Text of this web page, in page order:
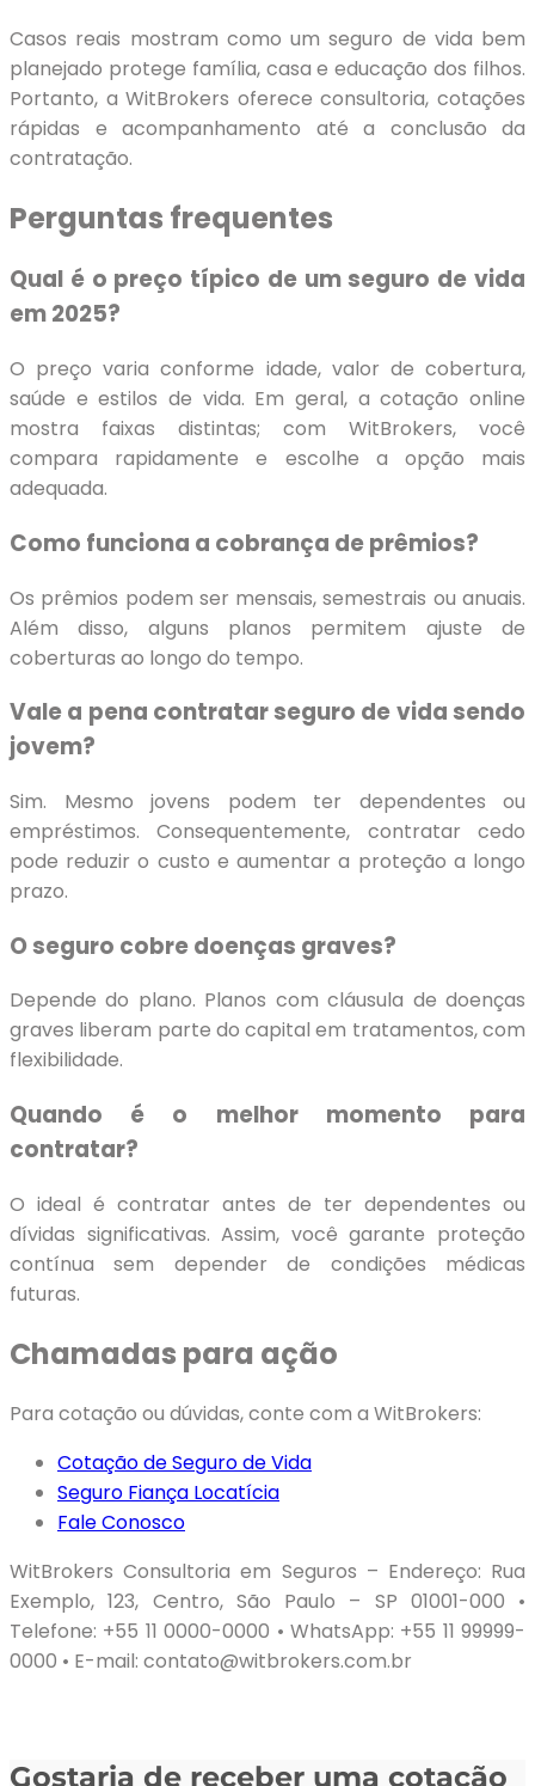
Casos reais mostram como um seguro de vida bem
planejado protege família, casa e educação dos filhos.
Portanto, a WitBrokers oferece consultoria, cotações
rápidas e acompanhamento até a conclusão da
contratação.
Perguntas frequentes
Qual é o preço típico de um seguro de vida
em 2025?
O preço varia conforme idade, valor de cobertura,
saúde e estilos de vida. Em geral, a cotação online
mostra faixas distintas; com WitBrokers, você
compara rapidamente e escolhe a opção mais
adequada.
Como funciona a cobrança de prêmios?
Os prêmios podem ser mensais, semestrais ou anuais.
Além disso, alguns planos permitem ajuste de
coberturas ao longo do tempo.
Vale a pena contratar seguro de vida sendo
jovem?
Sim. Mesmo jovens podem ter dependentes ou
empréstimos. Consequentemente, contratar cedo
pode reduzir o custo e aumentar a proteção a longo
prazo.
O seguro cobre doenças graves?
Depende do plano. Planos com cláusula de doenças
graves liberam parte do capital em tratamentos, com
flexibilidade.
Quando é o melhor momento para
contratar?
O ideal é contratar antes de ter dependentes ou
dívidas significativas. Assim, você garante proteção
contínua sem depender de condições médicas
futuras.
Chamadas para ação
Para cotação ou dúvidas, conte com a WitBrokers:
Cotação de Seguro de Vida
Seguro Fiança Locatícia
Fale Conosco
WitBrokers Consultoria em Seguros – Endereço: Rua
Exemplo, 123, Centro, São Paulo – SP 01001-000 •
Telefone: +55 11 0000-0000 • WhatsApp: +55 11 99999-
0000 • E-mail: contato@witbrokers.com.br
Gostaria de receber uma cotação